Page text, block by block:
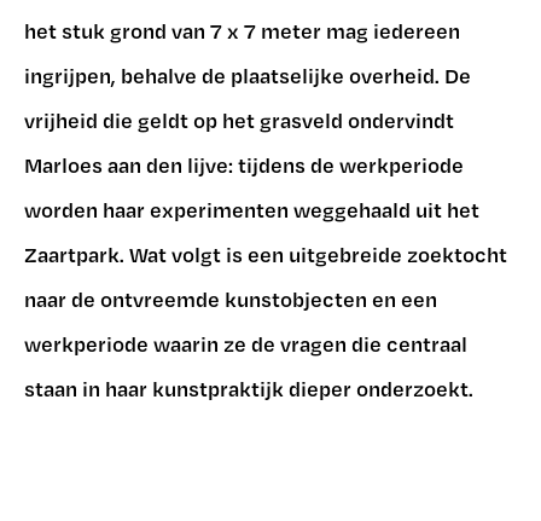
het stuk grond van 7 x 7 meter mag iedereen
ingrijpen, behalve de plaatselijke overheid. De
vrijheid die geldt op het grasveld ondervindt
Marloes aan den lijve: tijdens de werkperiode
worden haar experimenten weggehaald uit het
Zaartpark. Wat volgt is een uitgebreide zoektocht
naar de ontvreemde kunstobjecten en een
werkperiode waarin ze de vragen die centraal
staan in haar kunstpraktijk dieper onderzoekt.